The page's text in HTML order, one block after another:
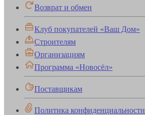
Возврат и обмен
Клуб покупателей «Ваш Дом»
Строителям
Организациям
Программа «Новосёл»
Поставщикам
Политика конфиденциальности